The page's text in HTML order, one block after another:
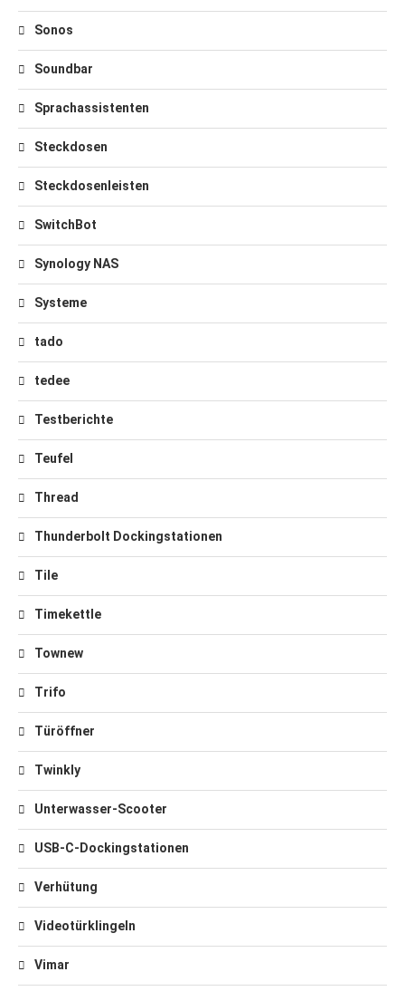
Sonos
Soundbar
Sprachassistenten
Steckdosen
Steckdosenleisten
SwitchBot
Synology NAS
Systeme
tado
tedee
Testberichte
Teufel
Thread
Thunderbolt Dockingstationen
Tile
Timekettle
Townew
Trifo
Türöffner
Twinkly
Unterwasser-Scooter
USB-C-Dockingstationen
Verhütung
Videotürklingeln
Vimar